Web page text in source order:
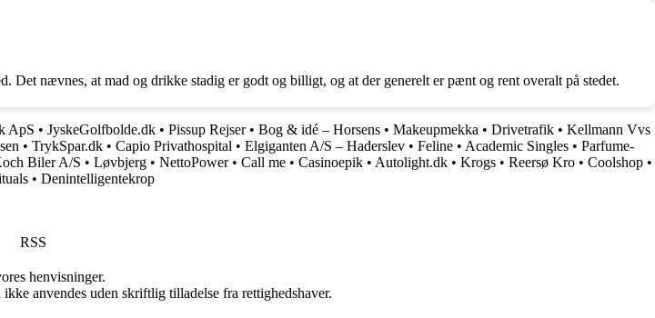
Det nævnes, at mad og drikke stadig er godt og billigt, og at der generelt er pænt og rent overalt på stedet.
ApS • JyskeGolfbolde.dk • Pissup Rejser• Bog & idé – Horsens • Makeupmekka • Drivetrafik • Kellmann Vvs
• TrykSpar.dk • Capio Privathospital • Elgiganten A/S – Haderslev • Feline • Academic Singles • Parfume-
Biler A/S • Løvbjerg • NettoPower• Call me • Casinoepik • Autolight.dk • Krogs • Reersø Kro • Coolshop •
• Denintelligentekrop
RSS
henvisninger.
anvendes uden skriftlig tilladelse fra rettighedshaver.